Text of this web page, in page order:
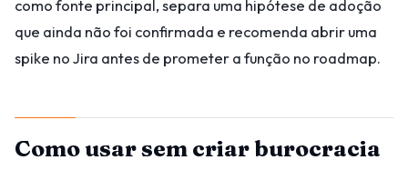
como fonte principal, separa uma hipótese de adoção
que ainda não foi confirmada e recomenda abrir uma
spike no Jira antes de prometer a função no roadmap.
Como usar sem criar burocracia